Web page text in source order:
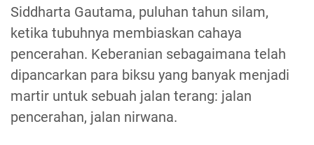
Siddharta Gautama, puluhan tahun silam,
ketika tubuhnya membiaskan cahaya
pencerahan. Keberanian sebagaimana telah
dipancarkan para biksu yang banyak menjadi
martir untuk sebuah jalan terang: jalan
pencerahan, jalan nirwana.